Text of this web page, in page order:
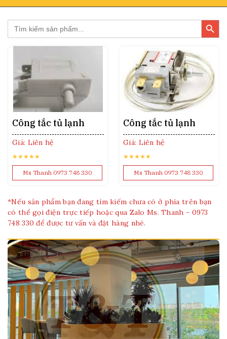
Search
for:
Search Button
Công tắc tủ lạnh
Giá: Liên hệ
★★★★★
Ms Thanh 0973 748 330
Công tắc tủ lạnh
Giá: Liên hệ
★★★★★
Ms Thanh 0973 748 330
*Nếu sản phẩm bạn đang tìm kiếm chưa có ở phía trên bạn
có thể gọi điện trực tiếp hoặc qua Zalo Ms. Thanh - 0973
748 330 để được tư vấn và đặt hàng nhé.